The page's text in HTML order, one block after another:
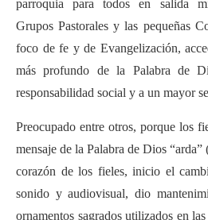
parroquia para todos en salida
Grupos Pastorales y las pequeñas
foco de fe y de Evangelización,
más profundo de la Palabra de
responsabilidad social y a un mayor
Preocupado entre otros, porque los
mensaje de la Palabra de Dios
corazón de los fieles, inicio el
sonido y audiovisual, dio
ornamentos sagrados utilizados en